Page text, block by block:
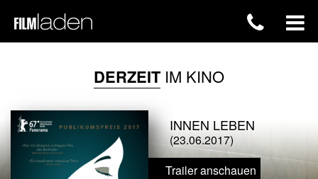
DERZEITIM KINO
INNEN LEBEN
(23.06.2017)
Trailer anschauen